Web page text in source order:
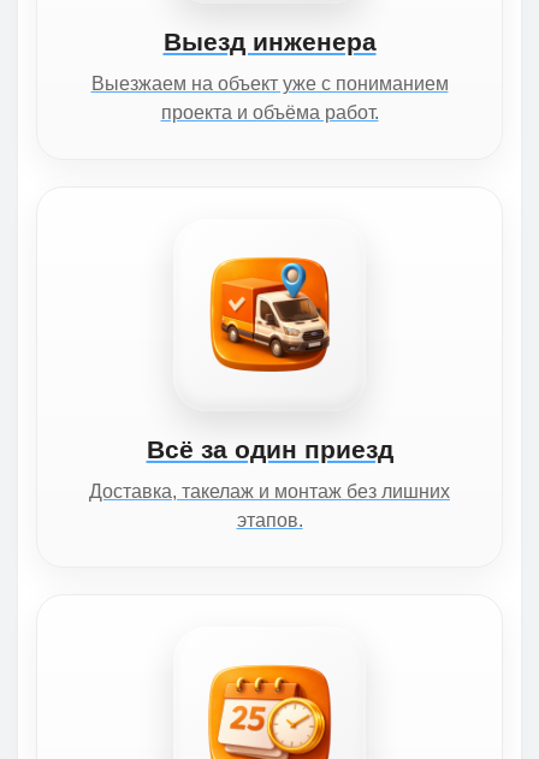
Выезд инженера
Выезжаем на объект уже с пониманием
проекта и объёма работ.
Всё за один приезд
Доставка, такелаж и монтаж без лишних
этапов.